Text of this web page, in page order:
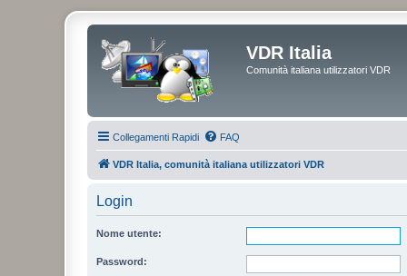
VDR Italia
Comunità italiana utilizzatori VDR
Collegamenti Rapidi FAQ
VDR Italia, comunità italiana utilizzatori VDR
Login
Nome utente:
Password: